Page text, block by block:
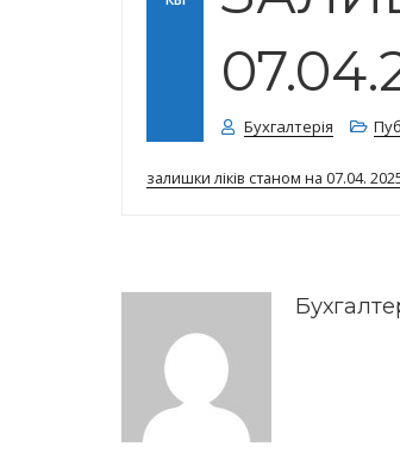
Бухгалтерія
залишки ліків станом на 07.04.